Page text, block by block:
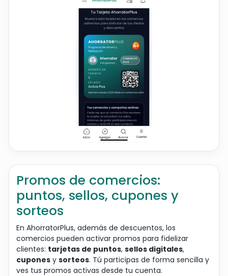
Promos de comercios:
puntos, sellos, cupones y
sorteos
En AhorratorPlus, además de descuentos, los
comercios pueden activar promos para fidelizar
clientes: tarjetas de puntos, sellos digitales,
cupones y sorteos. Tú participas de forma sencilla y
ves tus promos activas desde tu cuenta.